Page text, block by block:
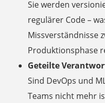
Sie werden
regulärer Code –
Missverständnisse
Produktionsphase
Geteilte
Sind DevOps und
Teams nicht mehr